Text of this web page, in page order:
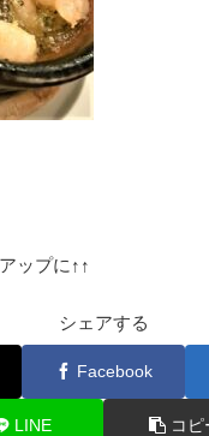
ップに ↑↑
シェアする
Facebook
LINE コピ